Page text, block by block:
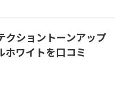
クショントーンアップ
ホワイトを口コミ